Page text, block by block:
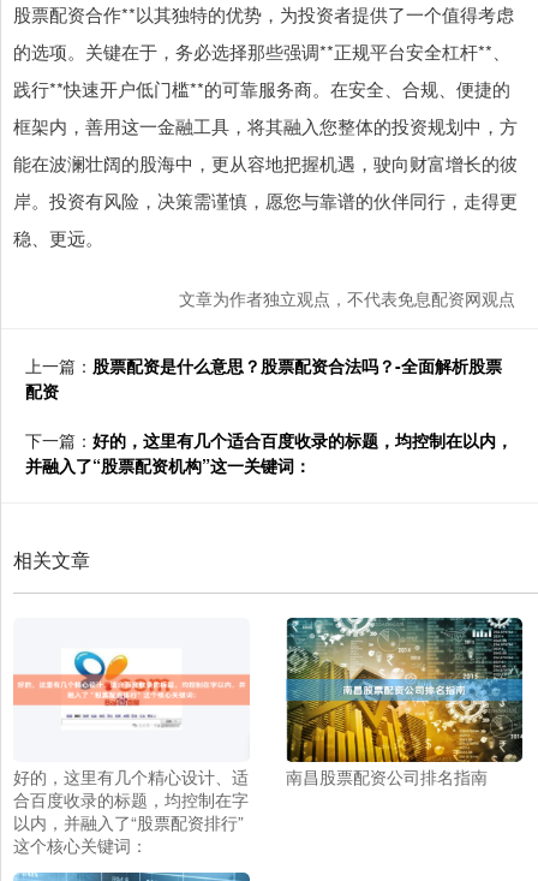
股票配资合作**以其独特的优势，为投资者提供了一个值得考虑
的选项。关键在于，务必选择那些强调**正规平台安全杠杆**、
践行**快速开户低门槛**的可靠服务商。在安全、合规、便捷的
框架内，善用这一金融工具，将其融入您整体的投资规划中，方
能在波澜壮阔的股海中，更从容地把握机遇，驶向财富增长的彼
岸。投资有风险，决策需谨慎，愿您与靠谱的伙伴同行，走得更
稳、更远。
文章为作者独立观点，不代表免息配资网观点
上一篇： 股票配资是什么意思？股票配资合法吗？-全面解析股票
配资
下一篇： 好的，这里有几个适合百度收录的标题，均控制在以内，
并融入了“股票配资机构”这一关键词：
相关文章
好的，这里有几个精心设计、适
合百度收录的标题，均控制在字
以内，并融入了“股票配资排行”
这个核心关键词：
南昌股票配资公司排名指南